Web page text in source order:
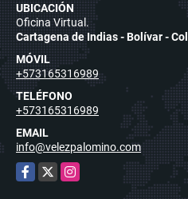
UBICACIÓN
Oficina Virtual.
Cartagena de Indias - Bolívar -
MÓVIL
+573165316989
TELÉFONO
+573165316989
EMAIL
info@velezpalomino.com
Facebook
X Instagram